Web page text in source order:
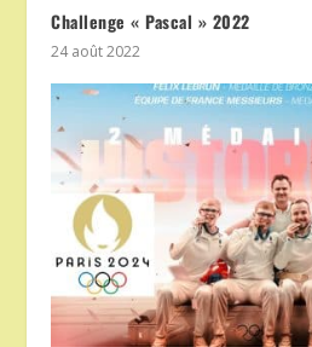
Challenge « Pascal » 2022
24 août 2022